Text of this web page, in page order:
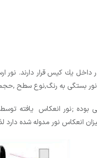
داخل یك كیس قرار دارند.
بستگی به رنگ,نوع سطح ,حجم و
;نور انعکاس یافته
انعکاس نور مدوله شده